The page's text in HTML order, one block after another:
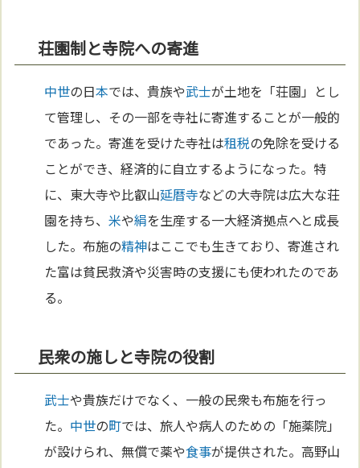
荘園制と寺院への寄進
中世の日本では、貴族や武士が土地を「荘園」とし
て管理し、その一部を寺社に寄進することが一般的
であった。寄進を受けた寺社は租税の免除を受ける
ことができ、経済的に自立するようになった。特
に、東大寺や比叡山延暦寺などの大寺院は広大な荘
園を持ち、米や絹を生産する一大経済拠点へと成長
した。布施の精神はここでも生きており、寄進され
た富は貧民救済や災害時の支援にも使われたのであ
る。
民衆の施しと寺院の役割
武士や貴族だけでなく、一般の民衆も布施を行っ
た。 中世の町では、旅人や病人のための「施薬院」
が設けられ、無償で薬や食事が提供された。高野山